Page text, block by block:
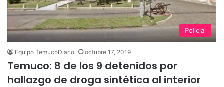
Policial
Equipo TemucoDiario octubre 17, 2019
Temuco: 8 de los 9 detenidos por
hallazgo de droga sintética al interior